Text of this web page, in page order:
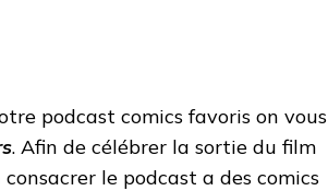
podcast comics favoris on vous
. Afin de célébrer la sortie du film
consacrer le podcast a des comics